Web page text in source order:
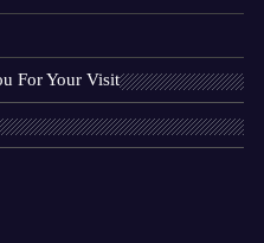
For Your Visit